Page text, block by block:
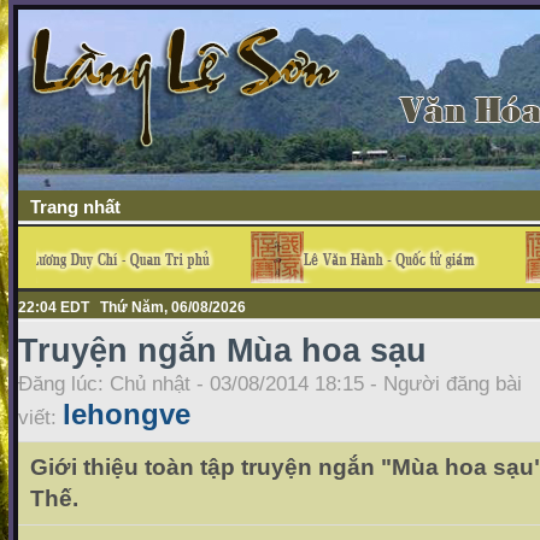
Trang nhất
22:04 EDT Thứ Năm, 06/08/2026
Truyện ngắn Mùa hoa sạu
Đăng lúc: Chủ nhật - 03/08/2014 18:15 - Người đăng bài
viết: lehongve
Giới thiệu toàn tập truyện ngắn "Mùa hoa
Thế.